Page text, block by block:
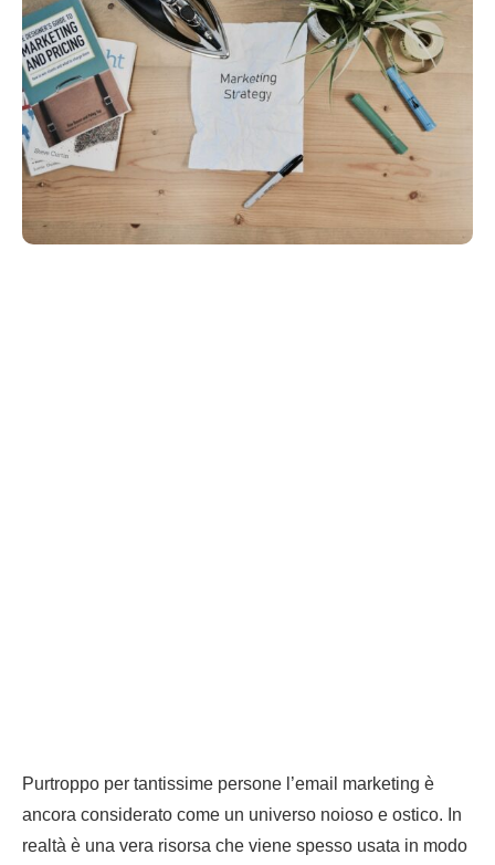
Purtroppo per tantissime persone l’email marketing è
ancora considerato come un universo noioso e ostico. In
realtà è una vera risorsa che viene spesso usata in modo